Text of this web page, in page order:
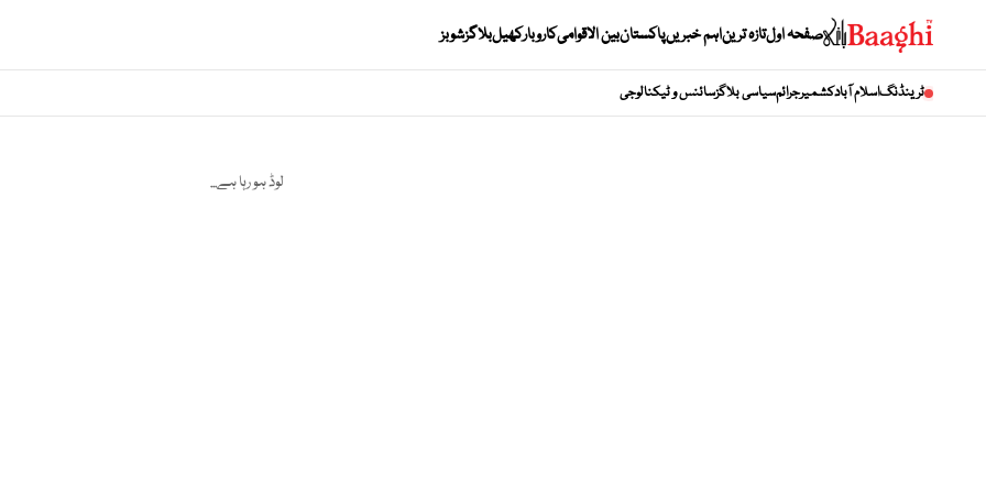
صفحہ اولتازہ تریناہم خبریںپاکستانبین الاقوامیکاروبارکھیلبلاگزشوبز
ٹرینڈنگاسلام آبادکشمیرجرائمسیاسی بلاگزسائنس و ٹیکنالوجی
لوڈ ہو رہا ہے...